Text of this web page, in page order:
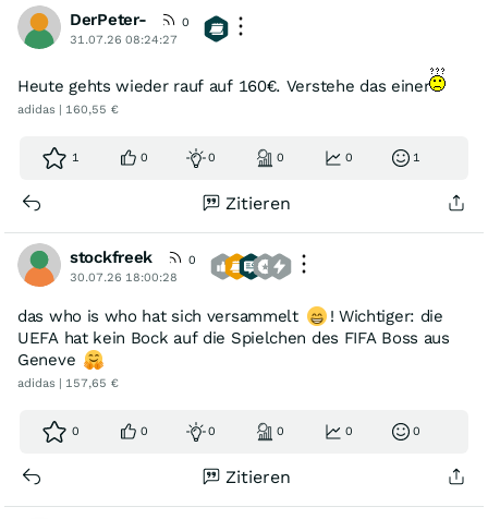
DerPeter-
0
31.07.26 08:24:27
Heute gehts wieder rauf auf 160€. Verstehe das einer
adidas | 160,55 €
1 0 0 0 0 1
Zitieren
stockfreek
0
30.07.26 18:00:28
das who is who hat sich versammelt
! Wichtiger: die
UEFA hat kein Bock auf die Spielchen des FIFA Boss aus
Geneve
adidas | 157,65 €
0 0 0 0 0 0
Zitieren